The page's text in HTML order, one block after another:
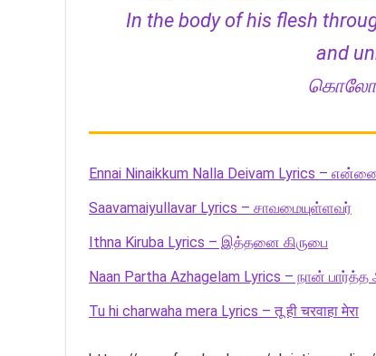
In the body of his flesh
and
Ennai Ninaikkum Nalla Deivam Lyrics –
Saavamaiyullavar Lyrics – சாவமையுள்ளவர்
Ithna Kiruba Lyrics – இத்தனை கிருபை
Naan Partha Azhagelam Lyrics – நான்
Tu hi charwaha mera Lyrics – तू ही चरवाहा मेरा